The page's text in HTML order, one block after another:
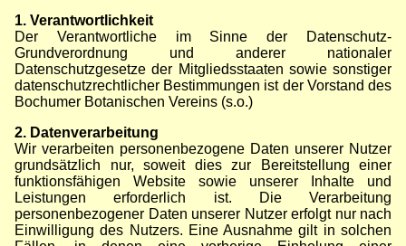
1. Verantwortlichkeit
Der Verantwortliche im Sinne der Datenschutz-
Grundverordnung und anderer nationaler
Datenschutzgesetze der Mitgliedsstaaten sowie sonstiger
datenschutzrechtlicher Bestimmungen ist der Vorstand des
Bochumer Botanischen Vereins (s.o.)
2. Datenverarbeitung
Wir verarbeiten personenbezogene Daten unserer Nutzer
grundsätzlich nur, soweit dies zur Bereitstellung einer
funktionsfähigen Website sowie unserer Inhalte und
Leistungen erforderlich ist. Die Verarbeitung
personenbezogener Daten unserer Nutzer erfolgt nur nach
Einwilligung des Nutzers. Eine Ausnahme gilt in solchen